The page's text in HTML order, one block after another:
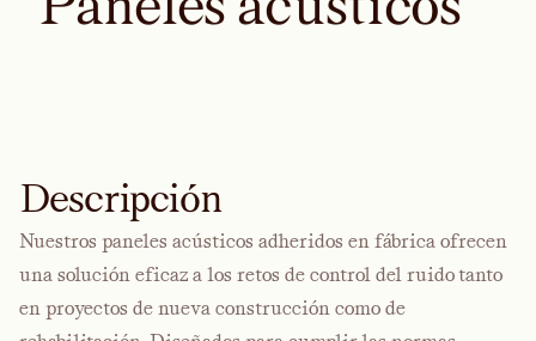
Descripción
Nuestros paneles acústicos adheridos en fábrica ofrecen
una solución eficaz a los retos de control del ruido tanto
en proyectos de nueva construcción como de